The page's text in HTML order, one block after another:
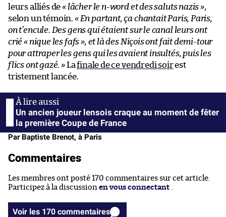
leurs alliés de« lâcher le n-word et des saluts nazis»,
selon un témoin. « En partant, ça chantait Paris, Paris,
on t’encule. Des gens qui étaient sur le canal leurs ont
crié « nique les fafs », et là des Niçois ont fait demi-tour
pour attraper les gens qui les avaient insultés, puis les
flics ont gazé.»Lafinale de ce vendredi soirest
tristement lancée.
Un ancien joueur lensois craque au moment de fêter
la première Coupe de France
Par Baptiste Brenot, à Paris
Commentaires
Les membres ont posté 170 commentaires sur cet article.
Participez à la discussion en vous connectant
Voir les 170 commentaires